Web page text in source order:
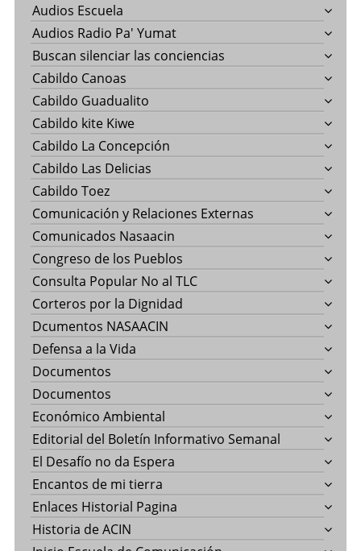
Audios Escuela
Audios Radio Pa' Yumat
Buscan silenciar las conciencias
Cabildo Canoas
Cabildo Guadualito
Cabildo kite Kiwe
Cabildo La Concepción
Cabildo Las Delicias
Cabildo Toez
Comunicación y Relaciones Externas
Comunicados Nasaacin
Congreso de los Pueblos
Consulta Popular No al TLC
Corteros por la Dignidad
Dcumentos NASAACIN
Defensa a la Vida
Documentos
Documentos
Económico Ambiental
Editorial del Boletín Informativo Semanal
El Desafío no da Espera
Encantos de mi tierra
Enlaces Historial Pagina
Historia de ACIN